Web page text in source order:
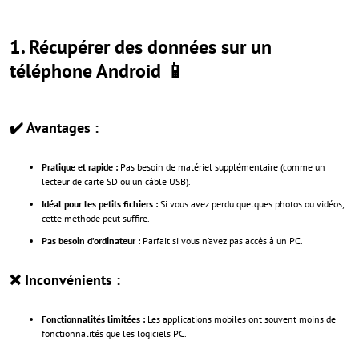
1. Récupérer des données sur un
téléphone Android 📱
✔️ Avantages :
Pratique et rapide : Pas besoin de matériel supplémentaire (comme un
lecteur de carte SD ou un câble USB).
Idéal pour les petits fichiers : Si vous avez perdu quelques photos ou vidéos,
cette méthode peut suffire.
Pas besoin d’ordinateur : Parfait si vous n’avez pas accès à un PC.
❌ Inconvénients :
Fonctionnalités limitées : Les applications mobiles ont souvent moins de
fonctionnalités que les logiciels PC.